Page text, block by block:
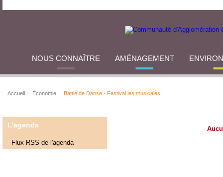
NOUS CONNAÎTRE AMÉNAGEMENT
Accueil Économie Battle de Danse - Festival les musicales
L'agenda
Flux RSS de l'agenda